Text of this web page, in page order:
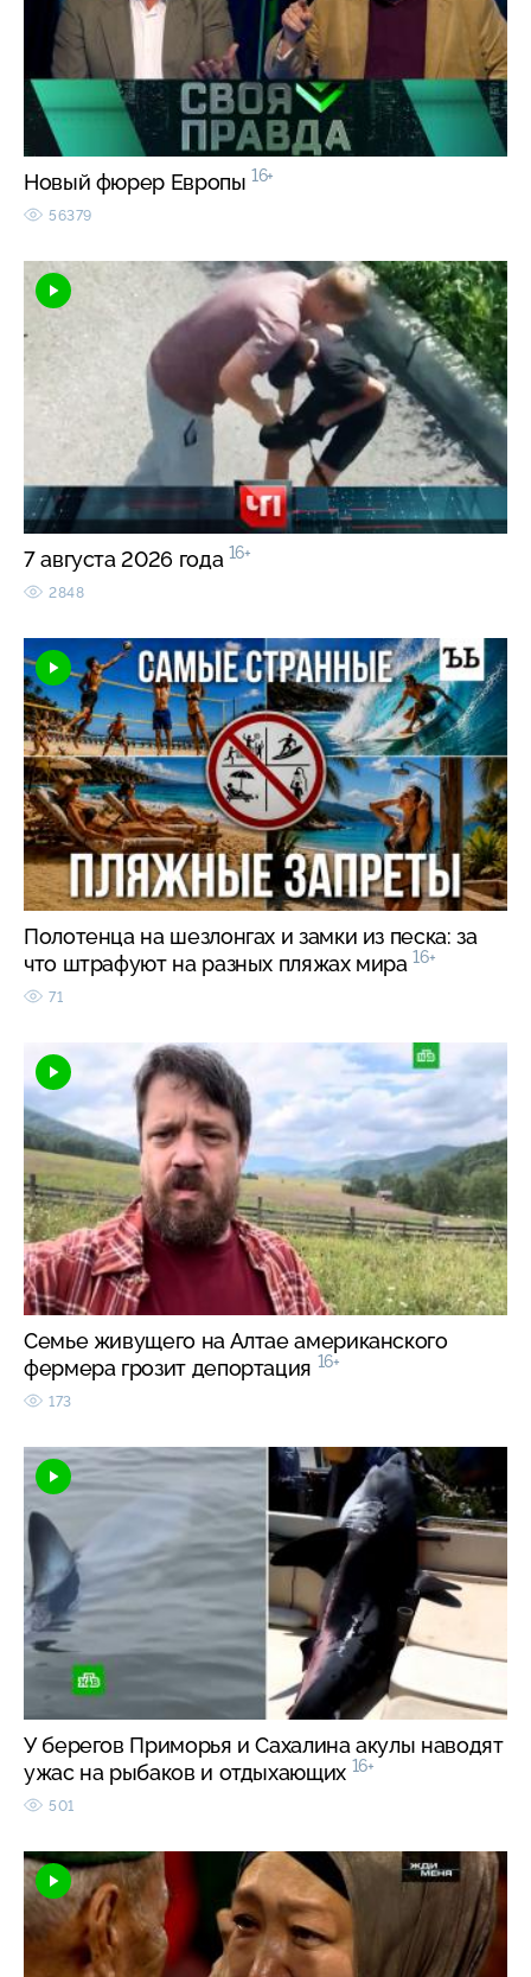
Новый фюрер Европы 16+
56379
7 августа 2026 года 16+
2848
Полотенца на шезлонгах и замки из песка: за
что штрафуют на разных пляжах мира 16+
71
Семье живущего на Алтае американского
фермера грозит депортация 16+
173
У берегов Приморья и Сахалина акулы наводят
ужас на рыбаков и отдыхающих 16+
501